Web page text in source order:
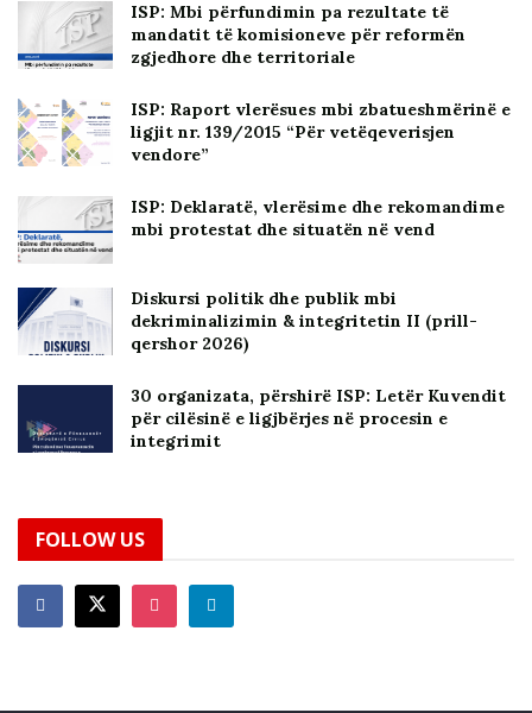
ISP: Mbi përfundimin pa rezultate të
mandatit të komisioneve për reformën
zgjedhore dhe territoriale
ISP: Raport vlerësues mbi zbatueshmërinë e
ligjit nr. 139/2015 “Për vetëqeverisjen
vendore”
ISP: Deklaratë, vlerësime dhe rekomandime
mbi protestat dhe situatën në vend
Diskursi politik dhe publik mbi
dekriminalizimin & integritetin II (prill-
qershor 2026)
30 organizata, përshirë ISP: Letër Kuvendit
për cilësinë e ligjbërjes në procesin e
integrimit
FOLLOW US